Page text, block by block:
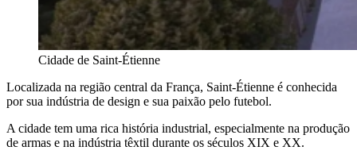
Cidade de Saint-Étienne
Localizada na região central da França, Saint-Étienne é conhecida
por sua indústria de design e sua paixão pelo futebol.
A cidade tem uma rica história industrial, especialmente na produção
de armas e na indústria têxtil durante os séculos XIX e XX.